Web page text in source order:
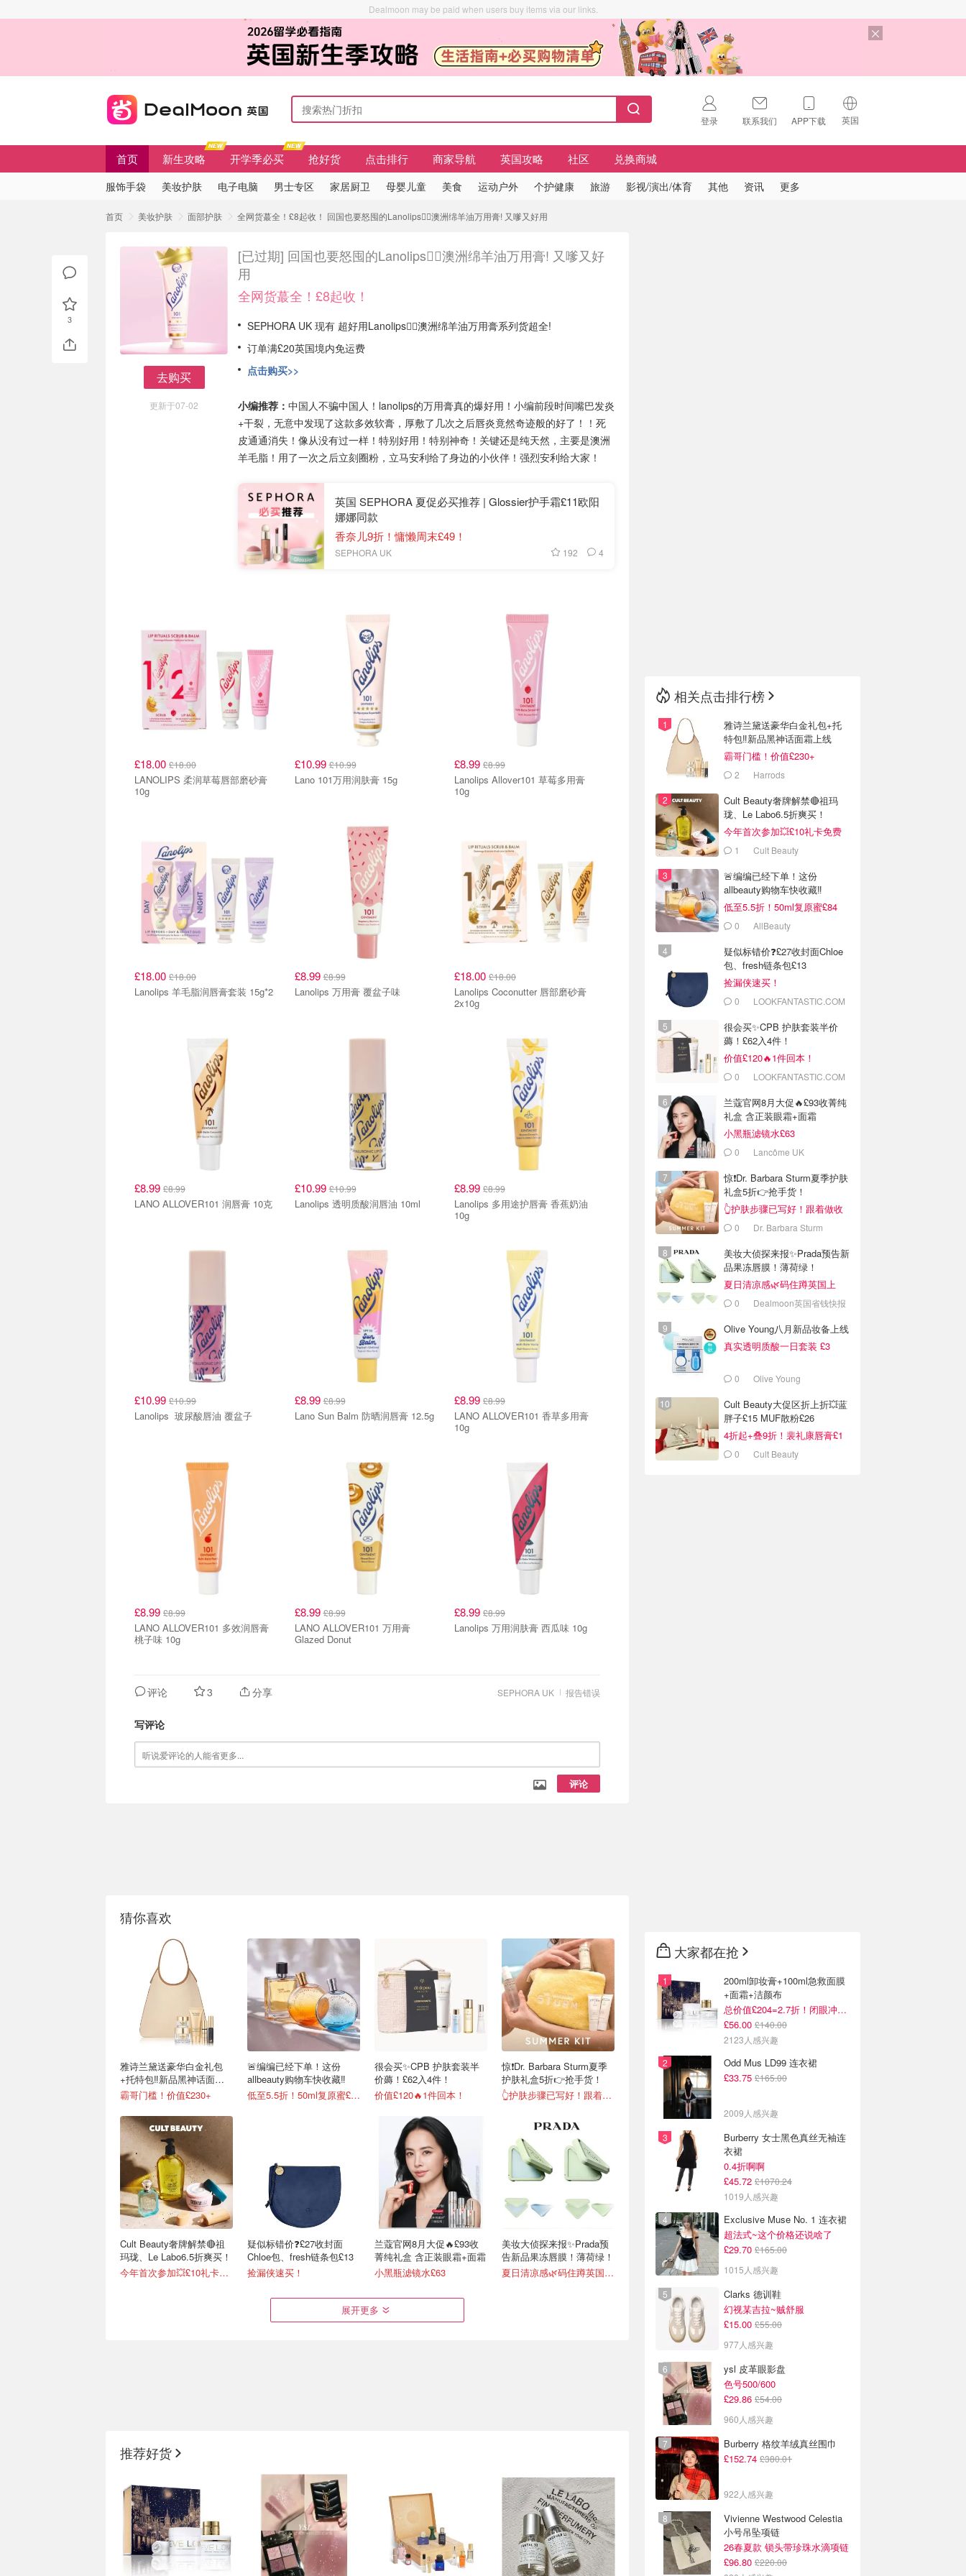
Dealmoon may be paid when users buy items via our links.
登录 联系我们 APP下载 英国
🇺🇸
🇨🇳
中国
首页 新生攻略 开学季必买 抢好货 点击排行 商家导航 英国攻略 社区 兑换商城
服饰手袋 美妆护肤 电子电脑 男士专区 家居厨卫 母婴儿童 美食 运动户外 个护健康 旅游 影视/演出/体育 其他 资讯 更多
首页 美妆护肤 面部护肤 全网货蕞全！£8起收！ 回国也要怒囤的Lanolips❤️‍🔥澳洲绵羊油万用膏! 又嗲又好用
去购买
更新于07-02
[已过期] 回国也要怒囤的Lanolips❤️‍🔥澳洲绵羊油万用膏! 又嗲又好
用
全网货蕞全！£8起收！
SEPHORA UK 现有 超好用Lanolips❤️‍🔥澳洲绵羊油万用膏系列货超全!
订单满£20英国境内免运费
点击购买>>
小编推荐： 中国人不骗中国人！lanolips的万用膏真的爆好用！小编前段时间嘴巴发炎
+干裂，无意中发现了这款多效软膏，厚敷了几次之后唇炎竟然奇迹般的好了！！死
皮通通消失！像从没有过一样！特别好用！特别神奇！关键还是纯天然，主要是澳洲
羊毛脂！用了一次之后立刻圈粉，立马安利给了身边的小伙伴！强烈安利给大家！
英国 SEPHORA 夏促必买推荐 | Glossier护手霜£11欧阳
娜娜同款
香奈儿9折！慵懒周末£49！
SEPHORA UK 192 4
£18.00 £18.00
LANOLIPS 柔润草莓唇部磨砂膏
10g
£10.99£10.99
Lano 101万用润肤膏 15g
£8.99 £8.99
Lanolips Allover101 草莓多用膏
10g
£18.00 £18.00
Lanolips 羊毛脂润唇膏套装 15g*2
£8.99£8.99
Lanolips 万用膏 覆盆子味
£18.00 £18.00
Lanolips Coconutter 唇部磨砂膏
2x10g
£8.99 £8.99
LANO ALLOVER101 润唇膏 10克
£10.99£10.99
Lanolips 透明质酸润唇油 10ml
£8.99 £8.99
Lanolips 多用途护唇膏 香蕉奶油
10g
£10.99 £10.99
Lanolips 玻尿酸唇油 覆盆子
£8.99£8.99
Lano Sun Balm 防晒润唇膏 12.5g
£8.99 £8.99
LANO ALLOVER101 香草多用膏
10g
£8.99 £8.99
LANO ALLOVER101 多效润唇膏
桃子味 10g
£8.99£8.99
LANO ALLOVER101 万用膏
Glazed Donut
£8.99 £8.99
Lanolips 万用润肤膏 西瓜味 10g
报告错误
SEPHORA UK
评论 3 分享
写评论
评论
猜你喜欢
雅诗兰黛送豪华白金礼包
+托特包‼️新品黑神话面霜
上线
霸哥门槛！价值£230+
Cult Beauty奢牌解禁🔴祖
玛珑、Le Labo6.5折爽买！
今年首次参加💥£10礼卡免费拿
🚨编编已经下单！这份
allbeauty购物车快收藏‼️
低至5.5折！50ml复原蜜£84
疑似标错价❓£27收封面
Chloe包、fresh链条包£13
捡漏侠速买！
很会买✨CPB 护肤套装半
价薅！£62入4件！
价值£120🔥1件回本！
兰蔻官网8月大促🔥£93收
菁纯礼盒 含正装眼霜+面霜
小黑瓶滤镜水£63
惊❗Dr. Barbara Sturm夏季
护肤礼盒5折👉抢手货！
👆护肤步骤已写好！跟着做收获好皮肤！
美妆大侦探来报✨Prada预
告新品果冻唇膜！薄荷绿！
夏日清凉感🌿码住蹲英国上新！
上线
真实透明质酸一日套装 £3
展开更多
推荐好货
3
相关点击排行榜
雅诗兰黛送豪华白金礼包+托
特包‼️新品黑神话面霜上线
霸哥门槛！价值£230+
2 Harrods
Cult Beauty奢牌解禁🔴祖玛
珑、Le Labo6.5折爽买！
今年首次参加💥£10礼卡免费
拿 1 Cult Beauty
🚨编编已经下单！这份
allbeauty购物车快收藏‼️
低至5.5折！50ml复原蜜£84
0 AllBeauty
疑似标错价❓£27收封面Chloe
包、fresh链条包£13
捡漏侠速买！
0 LOOKFANTASTIC.COM
很会买✨CPB 护肤套装半价
薅！£62入4件！
价值£120🔥1件回本！
0 LOOKFANTASTIC.COM
兰蔻官网8月大促🔥£93收菁纯
礼盒 含正装眼霜+面霜
小黑瓶滤镜水£63
0 Lancôme UK
惊❗Dr. Barbara Sturm夏季护肤
礼盒5折👉抢手货！
👆护肤步骤已写好！跟着做收
获好皮肤！
0 Dr. Barbara Sturm
美妆大侦探来报✨Prada预告新
品果冻唇膜！薄荷绿！
夏日清凉感🌿码住蹲英国上
新！0 Dealmoon英国省钱快报
Olive Young八月新品妆备上线
真实透明质酸一日套装 £3
0 Olive Young
Cult Beauty大促区折上折💥蓝
胖子£15 MUF散粉£26
4折起+叠9折！裴礼康唇膏£1
0 Cult Beauty
大家都在抢
200ml卸妆膏+100ml急救面膜
+面霜+洁颜布
总价值£204=2.7折！闭眼冲这套！
£56.00 £140.00
2123人感兴趣
Odd Mus LD99 连衣裙
£33.75 £165.00
2009人感兴趣
Burberry 女士黑色真丝无袖连
衣裙
0.4折啊啊
£45.72 £1070.24
1019人感兴趣
Exclusive Muse No. 1 连衣裙
超法式~这个价格还说啥了
£29.70 £165.00
1015人感兴趣
Clarks 德训鞋
幻视某吉拉~贼舒服
£15.00 £55.00
977人感兴趣
ysl 皮革眼影盘
色号500/600
£29.86 £54.00
960人感兴趣
Burberry 格纹羊绒真丝围巾
£152.74 £380.01
922人感兴趣
Vivienne Westwood Celestia
小号吊坠项链
26春夏款 锁头带珍珠水滴项链
£96.80 £220.00